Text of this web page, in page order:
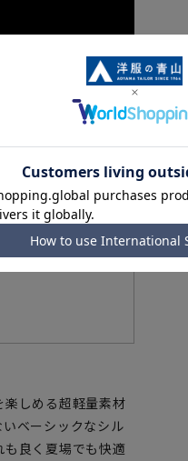
機能一覧
しめる超軽量素材
ベーシックなシル
良く夏場でも快適